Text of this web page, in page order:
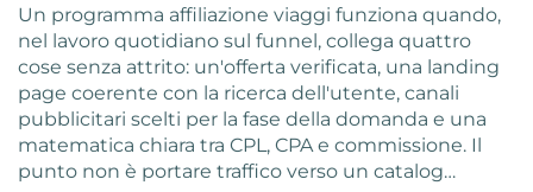
Un programma affiliazione viaggi funziona quando,
nel lavoro quotidiano sul funnel, collega quattro
cose senza attrito: un'offerta verificata, una landing
page coerente con la ricerca dell'utente, canali
pubblicitari scelti per la fase della domanda e una
matematica chiara tra CPL, CPA e commissione. Il
punto non è portare traffico verso un catalog…